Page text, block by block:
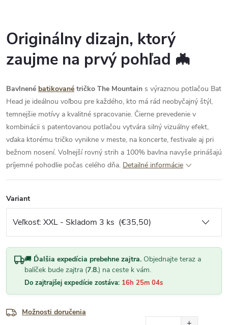
Originálny dizajn, ktorý
zaujme na prvý pohľad 🦇
Bavlnené batikované tričko The Mountain s výraznou potlačou Bat
Head je ideálnou voľbou pre každého, kto má rád neobyčajný štýl,
temnejšie motívy a kvalitné spracovanie. Čierne prevedenie v
kombinácii s patentovanou potlačou vytvára silný vizuálny efekt,
vďaka ktorému tričko vynikne v meste, na koncerte, festivale aj pri
bežnom nosení. Voľnejší rovný strih a 100% bavlna navyše prinášajú
príjemné pohodlie počas celého dňa. Detailné informácie
Variant
🚚 Ďalšia expedícia prebehne zajtra. Objednajte teraz a
balíček bude zajtra (7.8.) na ceste k vám.
Do zajtrajšej expedície zostáva: 16h 25m 03s
Možnosti doručenia